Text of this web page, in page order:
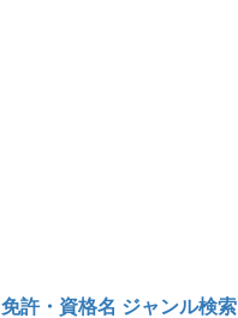
免許・資格名 ジャンル検索